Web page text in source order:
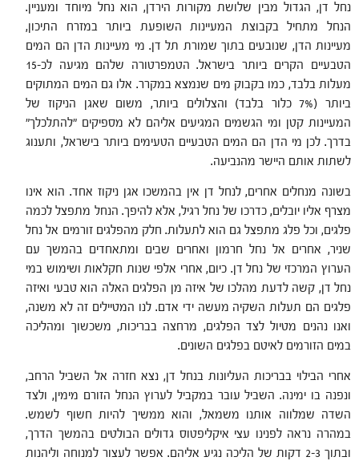
נחל דן, הגדול מבין שלושת מקורות הירדן, הוא נחל מיוחד ומעניין.
הנחל מתחיל בקבוצת המעיינות השופעת ביותר במזרח התיכון,
מעיינות הדן, שנובעים בתוך שמורת תל דן. מי מעיינות הדן הם המים
הטבעיים הקרים ביותר בישראל. הטמפרטורה שלהם מגיעה לכ-15
מעלות בלבד, כמו בקבוק מים שנמצא במקרר. אלו גם המים המתוקים
ביותר (7% כלור בלבד) והצלולים ביותר, משום שאגן הניקוז של
המעיינות קטן ומי הגשמים המגיעים אליהם לא מספיקים "להתלכלך"
בדרך. לכן מי הדן הם המים הטבעיים הטעימים ביותר בישראל, ותענוג
לשתות אותם היישר מהנביעה.
בשונה מנחלים אחרים, לנחל דן אין בהמשכו אגן ניקוז אחד. הוא אינו
מצרף אליו יובלים, כדרכו של נחל רגיל, אלא להיפך. הנחל מתפצל לכמה
פלגים, וכל פלג מתפצל גם הוא לתעלות. חלק מהפלגים זורמים אל נחל
שניר, אחרים אל נחל חרמון ואחרים שבים ומתאחדים בהמשך עם
הערוץ המרכזי של נחל דן. כיום, אחרי אלפי שנות חקלאות ושימוש במי
נחל דן, קשה לדעת מהלכו של איזה מן הפלגים האלה הוא טבעי ואיזה
פלגים הם תעלות השקיה מעשה ידי אדם. לנו המטיילים זה לא משנה,
ואנו נהנים מטיול לצד הפלגים, מרחצה בבריכות, משכשוך ומהליכה
במים הזורמים לאיטם בפלגים השונים.
אחרי הבילוי בבריכות העליונות בנחל דן, נצא חזרה אל השביל הרחב,
ונפנה בו ימינה. השביל עובר במקביל לערוץ הנחל הזורם מימין, ולצד
השדה שמלווה אותנו משמאל, והוא ממשיך להיות חשוף לשמש.
במהרה נראה לפנינו עצי איקליפטוס גדולים הבולטים בהמשך הדרך,
ובתוך 2-3 דקות של הליכה נגיע אליהם. אפשר לעצור למנוחה וליהנות